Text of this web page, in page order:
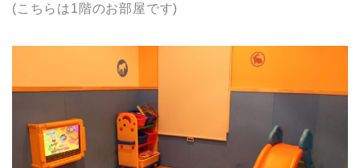
(こちらは1階のお部屋です)